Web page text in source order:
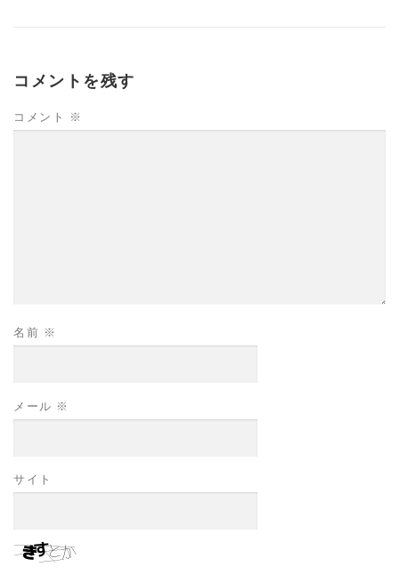
コメントを残す
コメント ※
名前 ※
メール ※
サイト